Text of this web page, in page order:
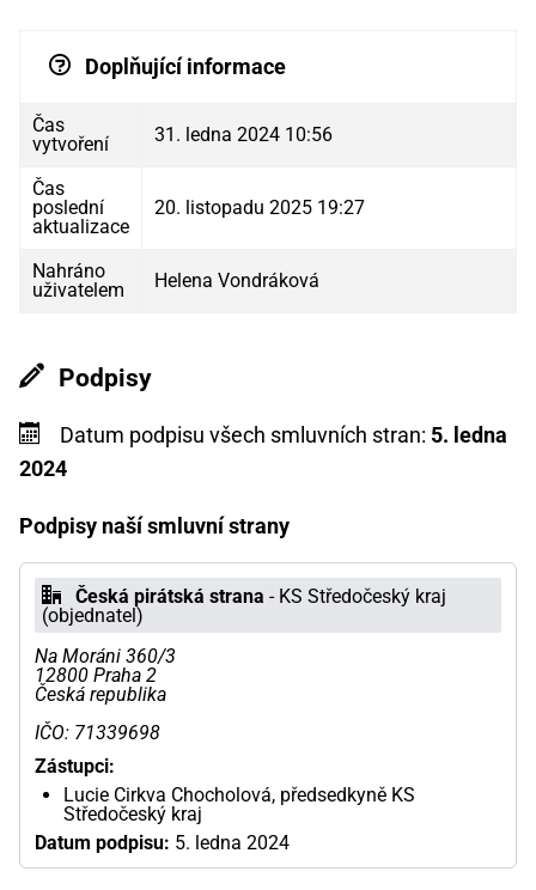
Doplňující informace
Čas
vytvoření
31. ledna 2024 10:56
Čas
poslední
aktualizace
20. listopadu 2025 19:27
Nahráno
uživatelem
Helena Vondráková
Podpisy
Datum podpisu všech smluvních stran: 5. ledna
2024
Podpisy naší smluvní strany
Česká pirátská strana - KS Středočeský kraj
(objednatel)
Na Moráni 360/3
12800 Praha 2
Česká republika
IČO: 71339698
Zástupci:
Lucie Cirkva Chocholová, předsedkyně KS
Středočeský kraj
Datum podpisu: 5. ledna 2024